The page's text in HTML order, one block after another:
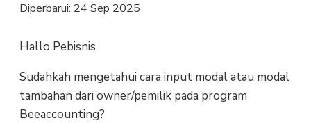
Diperbarui: 24 Sep 2025
Hallo Pebisnis
Sudahkah mengetahui cara input modal atau modal
tambahan dari owner/pemilik pada program
Beeaccounting?